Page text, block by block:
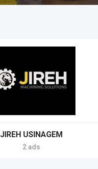
JIREH USINAGEM
2 ads